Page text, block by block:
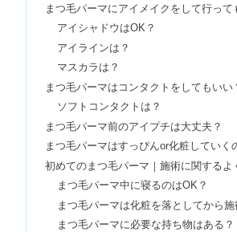
まつ毛パーマの頻度
まつ毛パーマのデメ
リチリになる？埋没
【注意点】まつ毛
洗顔｜マスカラの落
まつ毛パーマにアイメイクをして行って
アイシャドウはOK？
アイラインは？
マスカラは？
まつ毛パーマはコンタクトをしてもいい
ソフトコンタクトは？
まつ毛パーマ前のアイプチは大丈夫？
まつ毛パーマはすっぴんor化粧していく
初めてのまつ毛パーマ｜施術に関するよ
まつ毛パーマ中に寝るのはOK？
まつ毛パーマは化粧を落としてから施
まつ毛パーマに必要な持ち物はある？